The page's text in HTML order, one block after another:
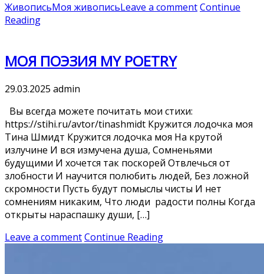
ЖивописьМоя живописьLeave a commentContinue
Reading
МОЯ ПОЭЗИЯ MY POETRY
29.03.2025 admin
Вы всегда можете почитать мои стихи:
https://stihi.ru/avtor/tinashmidt Кружится лодочка моя
Тина Шмидт Кружится лодочка моя На крутой
излучине И вся измучена душа, Сомненьями
будущими И хочется так поскорей Отвлечься от
злобности И научится полюбить людей, Без ложной
скромности Пусть будут помыслы чисты И нет
сомнениям никаким, Что люди радости полны Когда
открыты нараспашку души, […]
Leave a commentContinue Reading